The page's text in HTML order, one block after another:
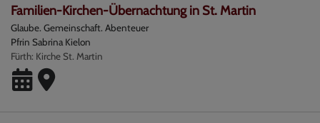
Familien-Kirchen-Übernachtung in St. Martin
Glaube. Gemeinschaft. Abenteuer
Pfrin Sabrina Kielon
Fürth Kirche St. Martin